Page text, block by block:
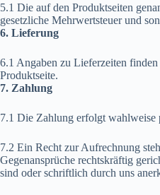
5.1 Die auf den Produktseiten
gesetzliche Mehrwertsteuer und
6. Lieferung
6.1 Angaben zu Lieferzeiten
Produktseite.
7. Zahlung
7.1 Die Zahlung erfolgt wahlweise
7.2 Ein Recht zur Aufrechnung
Gegenansprüche rechtskräftig
sind oder schriftlich durch uns